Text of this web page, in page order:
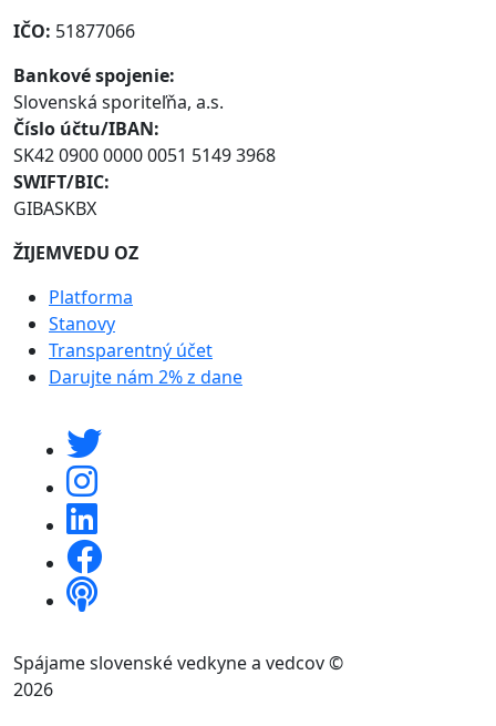
IČO: 51877066
Bankové spojenie:
Slovenská sporiteľňa, a.s.
Číslo účtu/IBAN:
SK42 0900 0000 0051 5149 3968
SWIFT/BIC:
GIBASKBX
ŽIJEMVEDU OZ
Platforma
Stanovy
Transparentný účet
Darujte nám 2% z dane
Spájame slovenské vedkyne a vedcov ©
2026